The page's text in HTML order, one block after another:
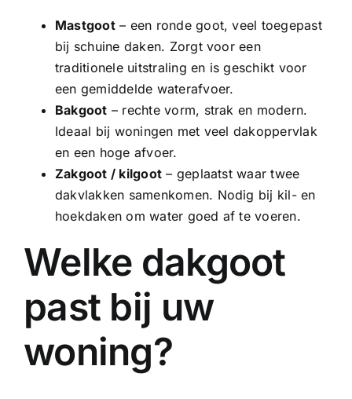
Mastgoot– een ronde goot, veel toegepast
bij schuine daken. Zorgt voor een
traditionele uitstraling en is geschikt voor
een gemiddelde waterafvoer.
Bakgoot – rechte vorm, strak en modern.
Ideaal bij woningen met veel dakoppervlak
en een hoge afvoer.
Zakgoot / kilgoot – geplaatst waar twee
dakvlakken samenkomen. Nodig bij kil- en
hoekdaken om water goed af te voeren.
Welke dakgoot
past bij uw
woning?